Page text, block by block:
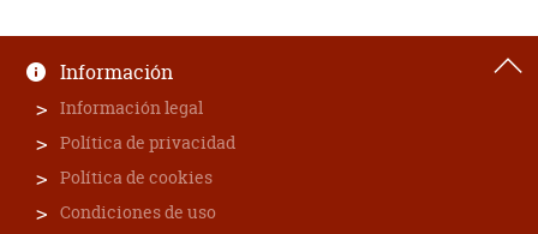
Información
Información legal
Política de privacidad
Política de cookies
Condiciones de uso